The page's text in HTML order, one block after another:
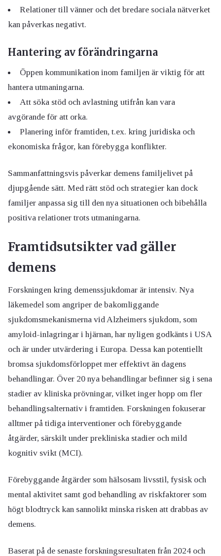
Relationer till vänner och det bredare sociala nätverket
kan påverkas negativt.
Hantering av förändringarna
Öppen kommunikation inom familjen är viktig för att
hantera utmaningarna.
Att söka stöd och avlastning utifrån kan vara
avgörande för att orka.
Planering inför framtiden, t.ex. kring juridiska och
ekonomiska frågor, kan förebygga konflikter.
Sammanfattningsvis påverkar demens familjelivet på
djupgående sätt. Med rätt stöd och strategier kan dock
familjer anpassa sig till den nya situationen och bibehålla
positiva relationer trots utmaningarna.
Framtidsutsikter vad gäller
demens
Forskningen kring demenssjukdomar är intensiv. Nya
läkemedel som angriper de bakomliggande
sjukdomsmekanismerna vid Alzheimers sjukdom, som
amyloid-inlagringar i hjärnan, har nyligen godkänts i USA
och är under utvärdering i Europa. Dessa kan potentiellt
bromsa sjukdomsförloppet mer effektivt än dagens
behandlingar. Över 20 nya behandlingar befinner sig i sena
stadier av kliniska prövningar, vilket inger hopp om fler
behandlingsalternativ i framtiden. Forskningen fokuserar
alltmer på tidiga interventioner och förebyggande
åtgärder, särskilt under prekliniska stadier och mild
kognitiv svikt (MCI).
Förebyggande åtgärder som hälsosam livsstil, fysisk och
mental aktivitet samt god behandling av riskfaktorer som
högt blodtryck kan sannolikt minska risken att drabbas av
demens.
Baserat på de senaste forskningsresultaten från 2024 och